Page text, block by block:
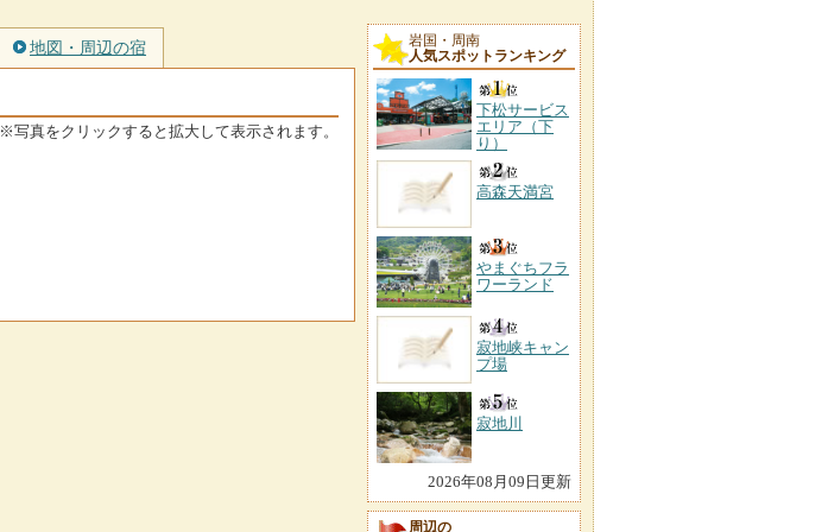
地図・周辺の宿
※写真をクリックすると拡大して表示されます。
岩国・周南
人気スポットランキング
下松サービス
エリア（下
り）
高森天満宮
やまぐちフラ
ワーランド
寂地峡キャン
プ場
寂地川
2026年08月09日更新
周辺の